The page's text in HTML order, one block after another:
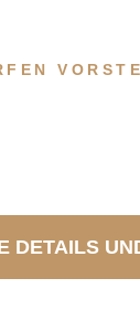
DETAILS